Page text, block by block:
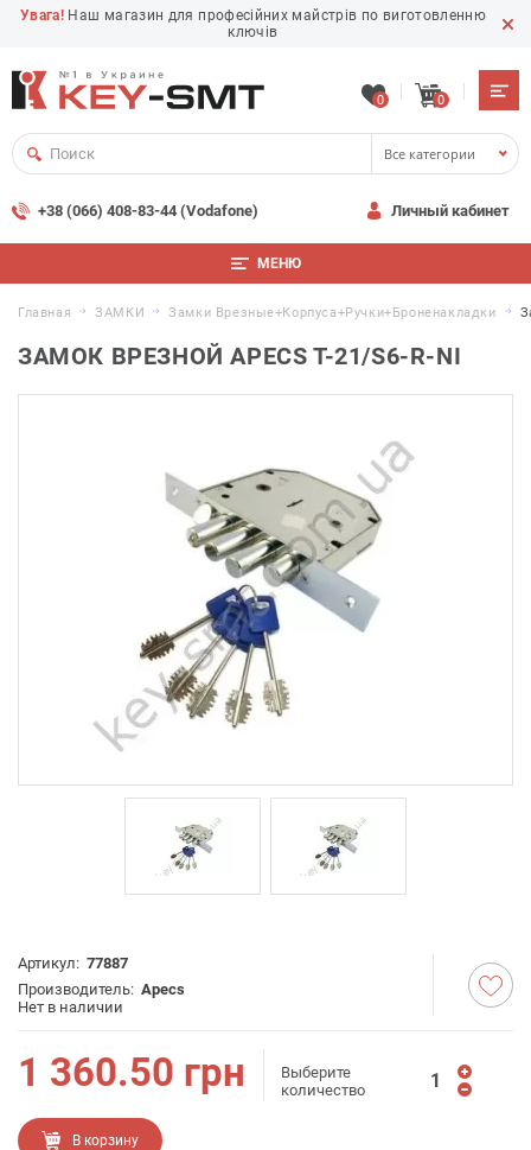
Увага! Наш магазин для професійних майстрів по виготовленню
ключів
0 0
Все категории
+38 (066) 408-83-44 (Vodafone) Личный кабинет
МЕНЮ
Главная ЗАМКИ Замки Врезные+корпуса+ручки+броненакладки
ЗАМОК ВРЕЗНОЙ APECS T-21/S6-R-NI
Артикул: 77887
Производитель: Apecs
Нет в наличии
1 360.50 грн
Выберите
количество
В корзину